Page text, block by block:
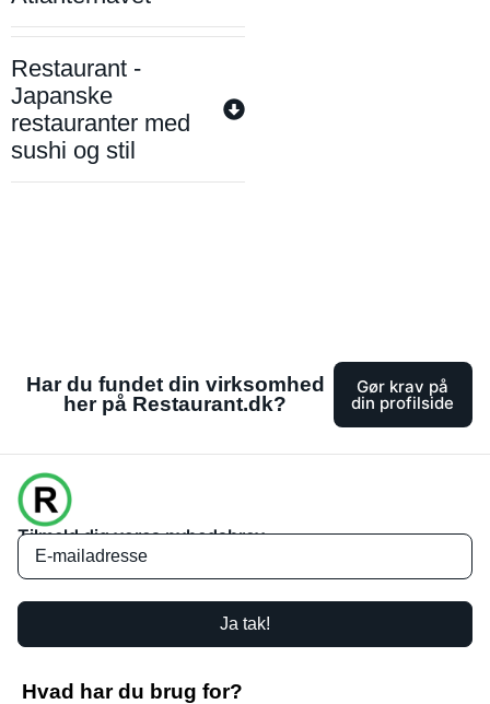
Restaurant -
Japanske
restauranter med
sushi og stil
Har du fundet din virksomhed
her på Restaurant.dk?
Gør krav på
din profilside
Tilmeld dig vores nyhedsbrev
Ja tak!
Hvad har du brug for?